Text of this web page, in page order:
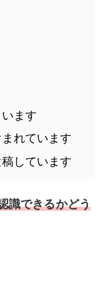
ます
れています
しています
識できるかどう